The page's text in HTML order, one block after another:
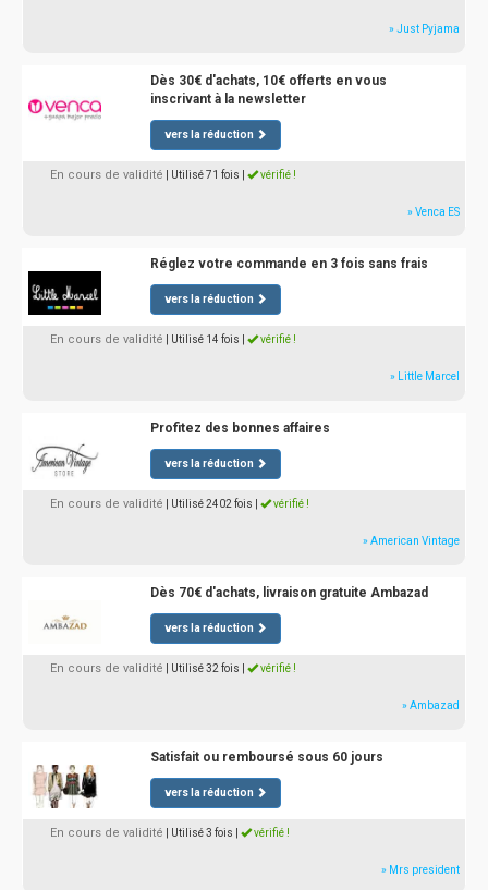
» Just Pyjama
Dès 30€ d'achats, 10€ offerts en vous
inscrivant à la newsletter
vers la réduction
En cours de validité | Utilisé 71 fois vérifié !
» Venca ES
Réglez votre commande en 3 fois sans frais
vers la réduction
En cours de validité | Utilisé 14 fois vérifié !
» Little Marcel
Profitez des bonnes affaires
vers la réduction
En cours de validité | Utilisé 2402 fois vérifié !
» American Vintage
Dès 70€ d'achats, livraison gratuite Ambazad
vers la réduction
En cours de validité | Utilisé 32 fois vérifié !
» Ambazad
Satisfait ou remboursé sous 60 jours
vers la réduction
En cours de validité | Utilisé 3 fois vérifié !
» Mrs president